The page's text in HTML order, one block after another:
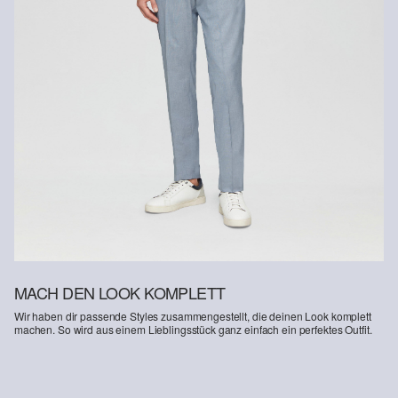
MACH DEN LOOK KOMPLETT
Wir haben dir passende Styles zusammengestellt, die deinen Look komplett
machen. So wird aus einem Lieblingsstück ganz einfach ein perfektes Outfit.